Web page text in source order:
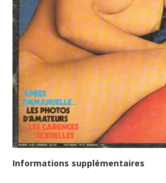
Informations supplémentaires